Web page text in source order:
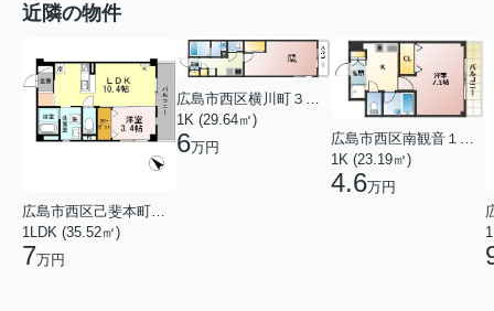
近隣の物件
1LDK (35.52㎡)
7万円
1K (29.64㎡)
6万円
広島市西区南観音１丁目
1K (23.19㎡)
4.6万円